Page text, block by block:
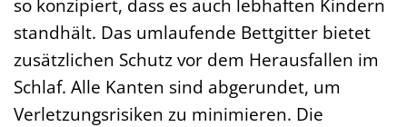
standhält. Das umlaufende Bettgitter bietet
zusätzlichen Schutz vor dem Herausfallen im
Schlaf. Alle Kanten sind abgerundet, um
Verletzungsrisiken zu minimieren. Die